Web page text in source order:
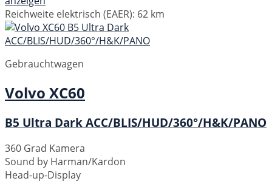
Reichweite elektrisch (EAER): 62 km
Gebrauchtwagen
Volvo XC60
B5 Ultra Dark ACC/BLIS/HUD/360°/H&K/PANO
360 Grad Kamera
Sound by Harman/Kardon
Head-up-Display